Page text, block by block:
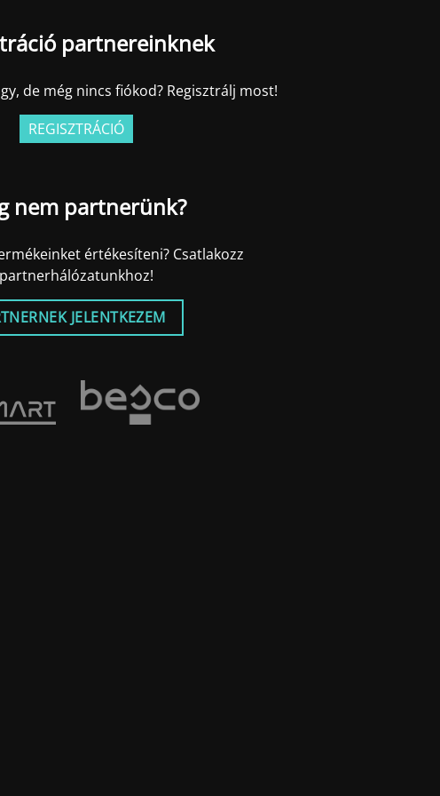
partnereinknek
de még nincs fiókod? Regisztrálj most!
REGISZTRÁCIÓ
nem partnerünk?
értékesíteni? Csatlakozz
partnerhálózatunkhoz!
JELENTKEZEM